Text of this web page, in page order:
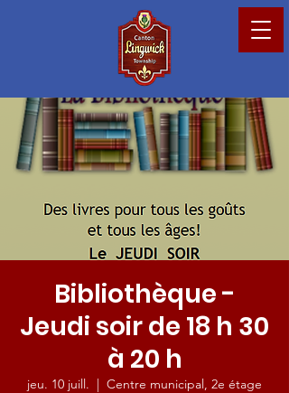
Bibliothèque -
Jeudi soir de 18 h 30
à 20 h
jeu. 10 juill.
  |
Centre municipal, 2e étage